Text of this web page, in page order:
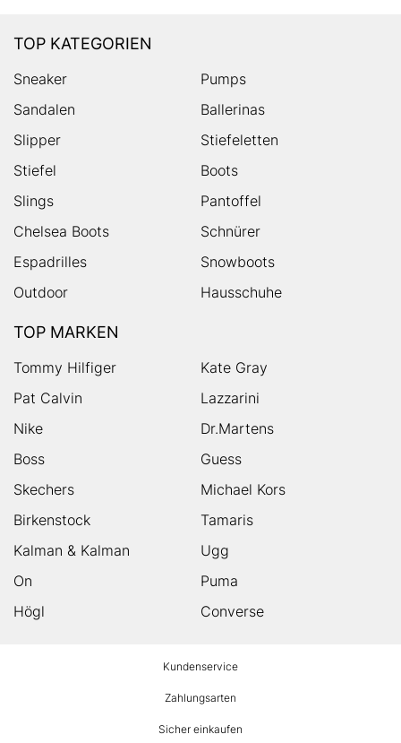
TOP KATEGORIEN
Sneaker
Pumps
Sandalen
Ballerinas
Slipper
Stiefeletten
Stiefel
Boots
Slings
Pantoffel
Chelsea Boots
Schnürer
Espadrilles
Snowboots
Outdoor
Hausschuhe
TOP MARKEN
Tommy Hilfiger
Kate Gray
Pat Calvin
Lazzarini
Nike
Dr.Martens
Boss
Guess
Skechers
Michael Kors
Birkenstock
Tamaris
Kalman & Kalman
Ugg
On
Puma
Högl
Converse
Kundenservice
Zahlungsarten
Sicher einkaufen